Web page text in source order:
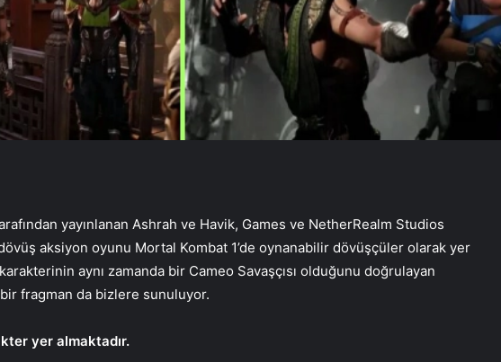
yayınlanan Ashrah ve Havik, Games ve NetherRealm Studios
aksiyon oyunu Mortal Kombat 1’de oynanabilir dövüşçüler olarak yer
aynı zamanda bir Cameo Savaşçısı olduğunu doğrulayan
fragman da bizlere sunuluyor.
yer almaktadır.